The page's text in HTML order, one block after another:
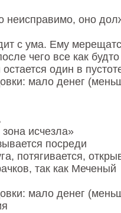
неисправимо, оно
с ума. Ему
чего все как будто
один в
мало денег
исчезла»
посреди
потягивается,
так как Меченый
мало денег